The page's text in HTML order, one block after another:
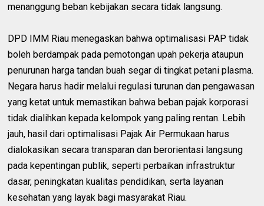
menanggung beban kebijakan secara tidak langsung.
DPD IMM Riau menegaskan bahwa optimalisasi PAP tidak
boleh berdampak pada pemotongan upah pekerja ataupun
penurunan harga tandan buah segar di tingkat petani plasma.
Negara harus hadir melalui regulasi turunan dan pengawasan
yang ketat untuk memastikan bahwa beban pajak korporasi
tidak dialihkan kepada kelompok yang paling rentan. Lebih
jauh, hasil dari optimalisasi Pajak Air Permukaan harus
dialokasikan secara transparan dan berorientasi langsung
pada kepentingan publik, seperti perbaikan infrastruktur
dasar, peningkatan kualitas pendidikan, serta layanan
kesehatan yang layak bagi masyarakat Riau.